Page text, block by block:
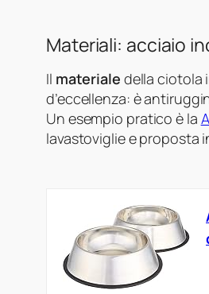
Materiali: acciaio
Il materiale della ciotola
d’eccellenza: è
Un esempio pratico è la
lavastoviglie e proposta